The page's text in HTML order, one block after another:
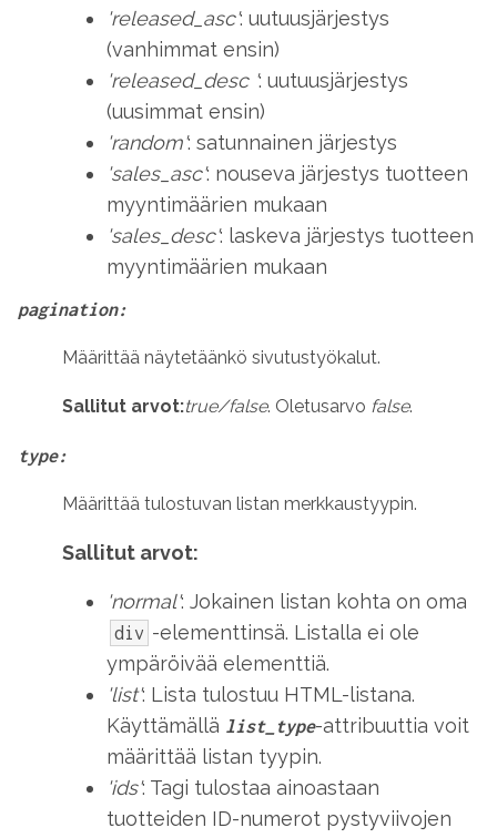
'released_asc': uutuusjärjestys
(vanhimmat ensin)
'released_desc ': uutuusjärjestys
(uusimmat ensin)
'random': satunnainen järjestys
'sales_asc': nouseva järjestys tuotteen
myyntimäärien mukaan
'sales_desc': laskeva järjestys tuotteen
myyntimäärien mukaan
pagination:
Määrittää näytetäänkö sivutustyökalut.
Sallitut arvot:true/false. Oletusarvo false.
type:
Määrittää tulostuvan listan merkkaustyypin.
Sallitut arvot:
'normal': Jokainen listan kohta on oma
div -elementtinsä. Listalla ei ole
ympäröivää elementtiä.
'list': Lista tulostuu HTML-listana.
Käyttämällä list_type-attribuuttia voit
määrittää listan tyypin.
'ids': Tagi tulostaa ainoastaan
tuotteiden ID-numerot pystyviivojen